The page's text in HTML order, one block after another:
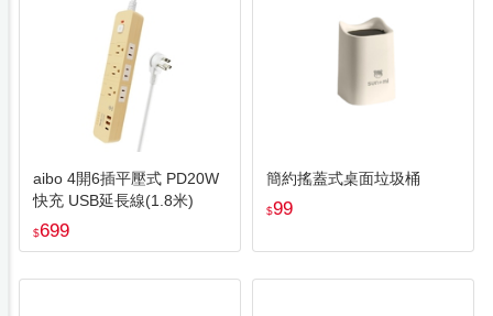
aibo 4開6插平壓式 PD20W
快充 USB延長線(1.8米)
$699
簡約搖蓋式桌面垃圾桶
$99